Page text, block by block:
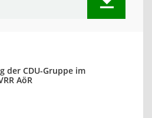
der CDU-Gruppe im
AöR